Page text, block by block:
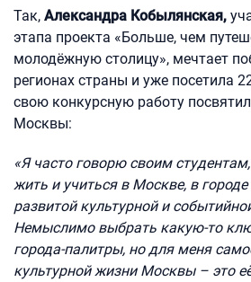
Так, Александра Кобылянская,
этапа проекта «Больше, чем
молодёжную столицу», мечтает
регионах страны и уже посетила
свою конкурсную работу
Москвы:
«Я часто говорю своим
жить и учиться в Москве, в городе
развитой культурной и
Немыслимо выбрать какую-то
города-палитры, но для меня
культурной жизни Москвы – это